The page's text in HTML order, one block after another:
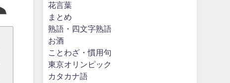
花言葉
まとめ
熟語・四文字熟語
お酒
ことわざ・慣用句
東京オリンピック
カタカナ語